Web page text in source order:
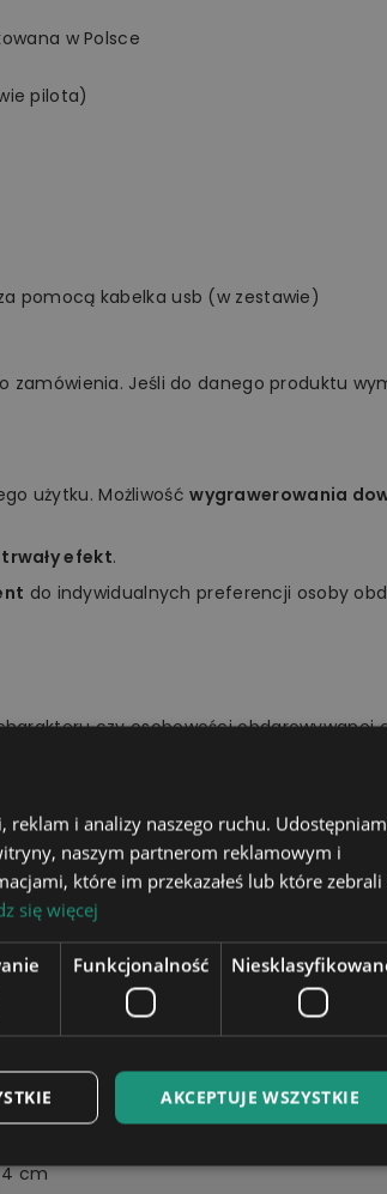
w Polsce
pilota)
pomocą kabelka usb (w zestawie)
Jeśli do danego produktu
użytku. Możliwośćwygrawerowania
efekt.
do indywidualnych preferencji osoby
czy osobowości obdarowywanej
wywołasz szeroki uśmiech na jej twarzy
tablica świetlna, podstawka, pilot, kabel
16 kolorów do wyboru za pomocą pilota
Podstawka zasilana jest bezprzewodowo
ez podłączenie kabla zasilającego do
18x10cm
4 cm
i analizy naszego ruchu.
naszym partnerom reklamowym i
które im przekazałeś lub które zebrali
się więcej
Funkcjonalność
AKCEPTUJE WSZYSTKIE